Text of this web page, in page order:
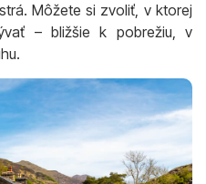
Môžete si zvoliť, v ktorej
– bližšie k pobrežiu, v